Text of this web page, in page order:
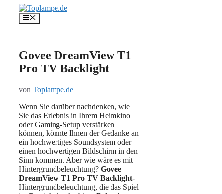
Inhalt
springen
Menü
Govee DreamView T1
Pro TV Backlight
von Toplampe.de
Wenn Sie darüber nachdenken, wie
Sie das Erlebnis in Ihrem Heimkino
oder Gaming-Setup verstärken
können, könnte Ihnen der Gedanke an
ein hochwertiges Soundsystem oder
einen hochwertigen Bildschirm in den
Sinn kommen. Aber wie wäre es mit
Hintergrundbeleuchtung? Govee
DreamView T1 Pro TV Backlight-
Hintergrundbeleuchtung, die das Spiel